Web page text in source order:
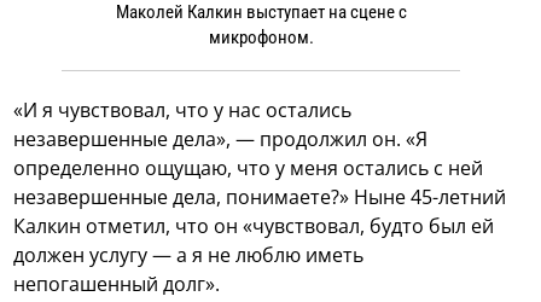
Маколей Калкин выступает на сцене с
микрофоном.
«И я чувствовал, что у нас остались
незавершенные дела», — продолжил он. «Я
определенно ощущаю, что у меня остались с ней
незавершенные дела, понимаете?» Ныне 45-летний
Калкин отметил, что он «чувствовал, будто был ей
должен услугу — а я не люблю иметь
непогашенный долг».